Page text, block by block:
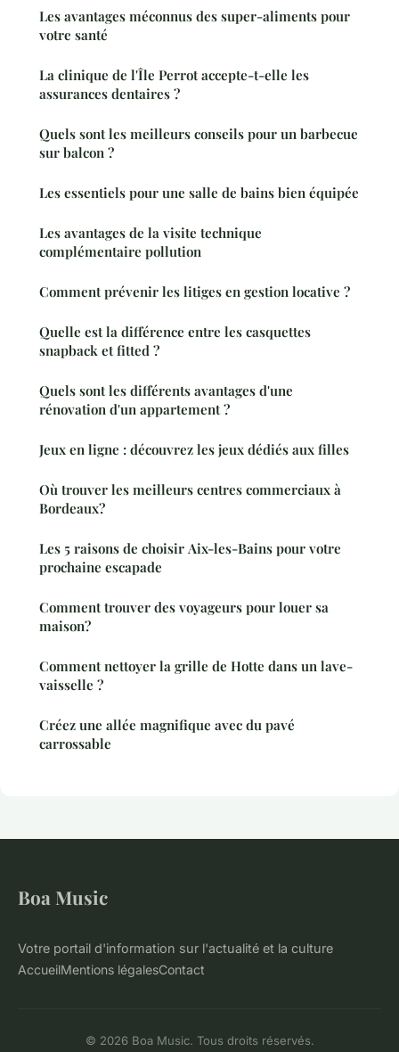
Les avantages méconnus des super-aliments pour
votre santé
La clinique de l'Île Perrot accepte-t-elle les
assurances dentaires ?
Quels sont les meilleurs conseils pour un barbecue
sur balcon ?
Les essentiels pour une salle de bains bien équipée
Les avantages de la visite technique
complémentaire pollution
Comment prévenir les litiges en gestion locative ?
Quelle est la différence entre les casquettes
snapback et fitted ?
Quels sont les différents avantages d'une
rénovation d'un appartement ?
Jeux en ligne : découvrez les jeux dédiés aux filles
Où trouver les meilleurs centres commerciaux à
Bordeaux?
Les 5 raisons de choisir Aix-les-Bains pour votre
prochaine escapade
Comment trouver des voyageurs pour louer sa
maison?
Comment nettoyer la grille de Hotte dans un lave-
vaisselle ?
Créez une allée magnifique avec du pavé
carrossable
Boa Music
Votre portail d'information sur l'actualité et la culture
AccueilMentions légalesContact
© 2026 Boa Music. Tous droits réservés.